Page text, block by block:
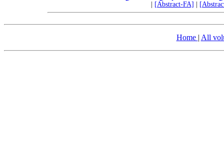
[Abstract-FA]
Home | All